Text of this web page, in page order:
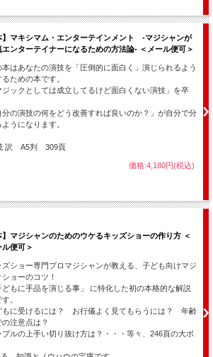
】マキシマム・エンターテインメント -マジシャンが
エンターテイナーになるための方法論- ＜メール便可＞
本はあなたの演技を「圧倒的に面白く」演じられるよう
るための本です。
ジックとしては成立してるけど面白くない演技」を卒
分の演技の何をどう改善すれば良いのか？」が自分で分
うになります。
訳 A5判 309頁
価格:4,180円(税込)
】マジシャンのためのウケるキッズショーの作り方 ＜
ル便可＞
ズショー専門プロマジシャンが教える、子ども向けマジ
ショーのコツ！
どもに手品を演じる事」 に特化した初の本格的な解説
。
もに受けるには？ お行儀よく見てもらうには？ 年齢
の注意点は？
ブルの上手い切り抜け方は？・・・等々、246頁の大ボ